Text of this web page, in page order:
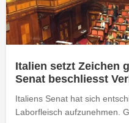
Italien setzt Zeichen
Senat beschliesst
Italiens Senat hat sich
Laborfleisch aufzunehmen.